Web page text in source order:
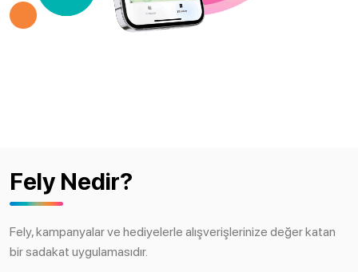
Fely Nedir?
Fely, kampanyalar ve hediyelerle alışverişlerinize değer katan
bir sadakat uygulamasıdır.